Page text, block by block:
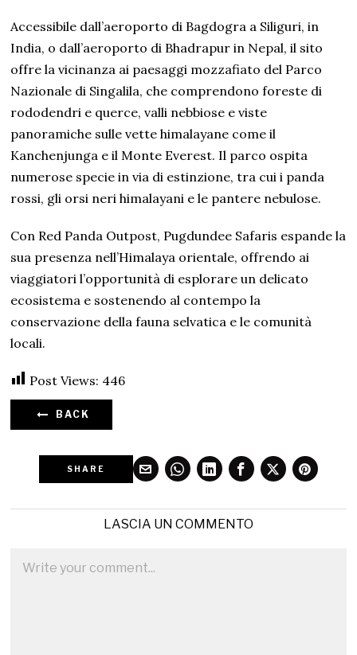
Accessibile dall’aeroporto di Bagdogra a Siliguri, in
India, o dall’aeroporto di Bhadrapur in Nepal, il sito
offre la vicinanza ai paesaggi mozzafiato del Parco
Nazionale di Singalila, che comprendono foreste di
rododendri e querce, valli nebbiose e viste
panoramiche sulle vette himalayane come il
Kanchenjunga e il Monte Everest. Il parco ospita
numerose specie in via di estinzione, tra cui i panda
rossi, gli orsi neri himalayani e le pantere nebulose.
Con Red Panda Outpost, Pugdundee Safaris espande la
sua presenza nell’Himalaya orientale, offrendo ai
viaggiatori l’opportunità di esplorare un delicato
ecosistema e sostenendo al contempo la
conservazione della fauna selvatica e le comunità
locali.
Post Views: 446
BACK
SHARE
LASCIA UN COMMENTO